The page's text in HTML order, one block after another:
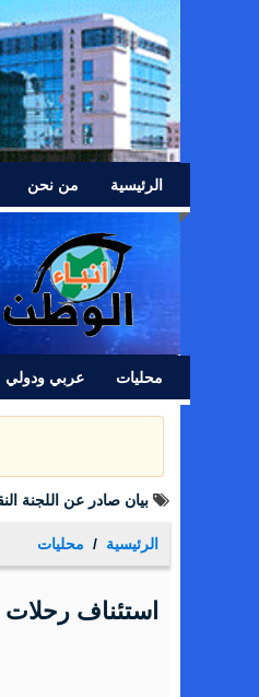
الرئيسية من نحن
محليات عربي ودولي
بيان صادر عن اللجنة
الرئيسية محليات
استئناف رحلات